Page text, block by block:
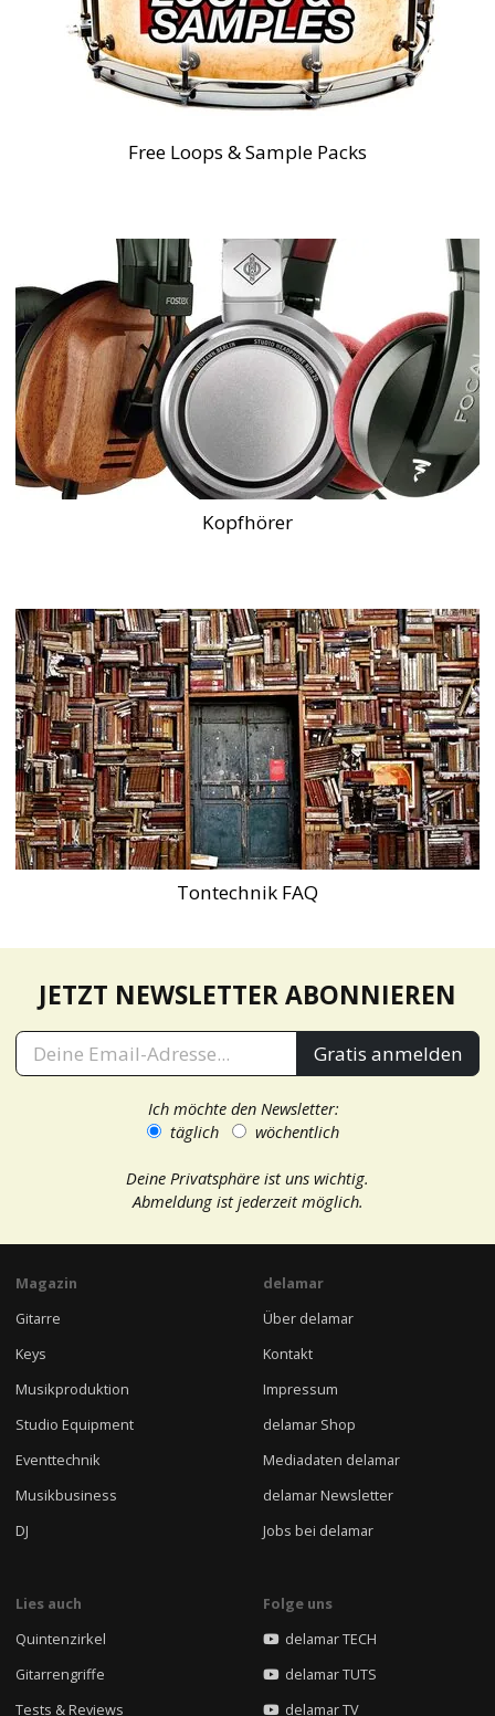
Free Loops & Sample Packs
Kopfhörer
Tontechnik FAQ
JETZT NEWSLETTER ABONNIEREN
Gratis anmelden
Ich möchte den Newsletter:
täglich
wöchentlich
Deine Privatsphäre ist uns wichtig.
Abmeldung ist jederzeit möglich.
Magazin
Gitarre
Keys
Musikproduktion
Studio Equipment
Eventtechnik
Musikbusiness
DJ
delamar
Über delamar
Kontakt
Impressum
delamar Shop
Mediadaten delamar
delamar Newsletter
Jobs bei delamar
Lies auch
Quintenzirkel
Gitarrengriffe
Tests & Reviews
Folge uns
delamar TECH
delamar TUTS
delamar TV